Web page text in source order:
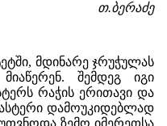
თ.ბერაძე
მდინარე ჯრუჭულას
შემდეგ იგი
რაჭის ერითავი და
დამოუკიდებლად
ზემო იმერეთსა